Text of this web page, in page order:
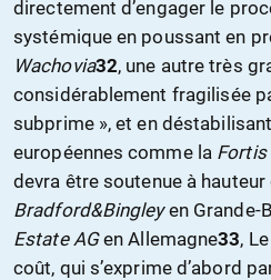
directement d’engager le
systémique en poussant en
Wachovia32, une autre très
considérablement fragilisée
subprime », et en
européennes comme la Fortis
devra être soutenue à
Bradford&Bingleyen Grande-
Estate AGen Allemagne33,
coût, qui s’exprime d’abord